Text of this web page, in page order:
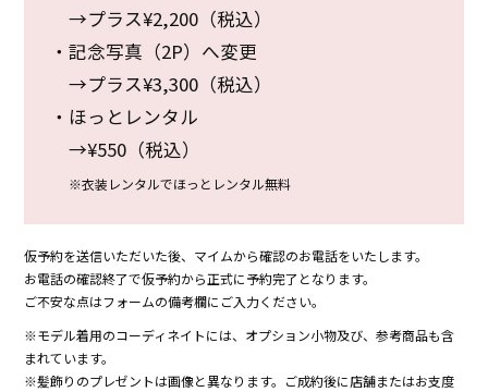
→プラス¥2,200（税込）
・記念写真（2P）へ変更
→プラス¥3,300（税込）
・ほっとレンタル
→¥550（税込）
※衣装レンタルでほっとレンタル無料
仮予約を送信いただいた後、マイムから確認のお電話をいたします。
お電話の確認終了で仮予約から正式に予約完了となります。
ご不安な点はフォームの備考欄にご入力ください。
※モデル着用のコーディネイトには、オプション小物及び、参考商品も含
まれています。
※髪飾りのプレゼントは画像と異なります。ご成約後に店舗またはお支度